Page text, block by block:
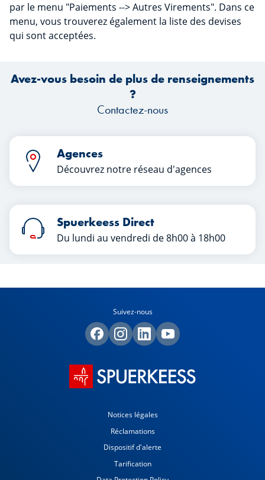
par le menu "Paiements --> Autres Virements". Dans ce
menu, vous trouverez également la liste des devises
qui sont acceptées.
Avez-vous besoin de plus de renseignements
?
Contactez-nous
Agences
Découvrez notre réseau d'agences
Spuerkeess Direct
Du lundi au vendredi de 8h00 à 18h00
Suivez-nous
Notices légales
Réclamations
Dispositif d'alerte
Tarification